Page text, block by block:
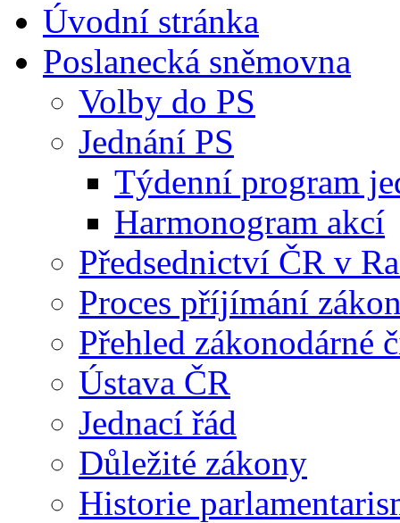
Úvodní stránka
Poslanecká sněmovna
Volby do PS
Jednání PS
Týdenní program
Harmonogram akcí
Předsednictví ČR v
Proces příjímání
Přehled zákonodárné
Ústava ČR
Jednací řád
Důležité zákony
Historie